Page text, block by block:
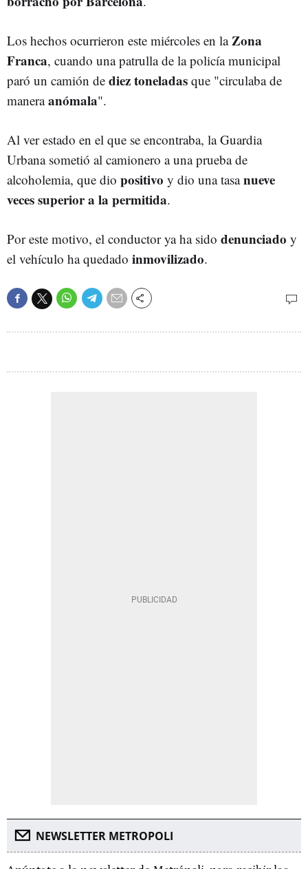
Los hechos ocurrieron este miércoles en laZona
Franca, cuando una patrulla de la policía municipal
paró un camión de diez toneladas que "circulaba de
maneraanómala".
Al ver estado en el que se encontraba, la Guardia
Urbana sometió al camionero a una prueba de
alcoholemia, que dio positivo y dio una tasanueve
veces superior a la permitida.
Por este motivo, el conductor ya ha sido denunciado y
el vehículo ha quedado inmovilizado.
NEWSLETTER METROPOLI